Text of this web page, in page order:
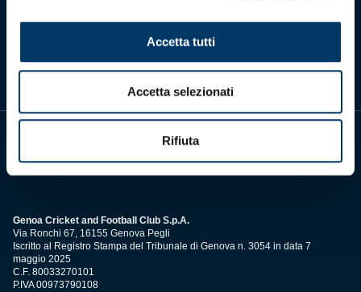
Accetta tutti
Accetta selezionati
Rifiuta
Scarica l'app ufficiale
Genoa Cricket and Football Club S.p.A.
Via Ronchi 67, 16155 Genova Pegli
Iscritto al Registro Stampa del Tribunale di Genova n. 3054 in data 7
maggio 2025
C.F. 80033270101
P.IVA 00973790108